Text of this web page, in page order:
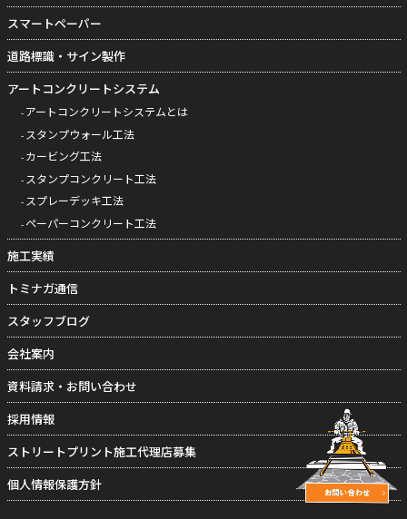
スマートペーパー
道路標識・サイン製作
アートコンクリートシステム
アートコンクリートシステムとは
スタンプウォール工法
カービング工法
スタンプコンクリート工法
スプレーデッキ工法
ペーパーコンクリート工法
施工実績
トミナガ通信
スタッフブログ
会社案内
資料請求・お問い合わせ
採用情報
ストリートプリント施工代理店募集
個人情報保護方針